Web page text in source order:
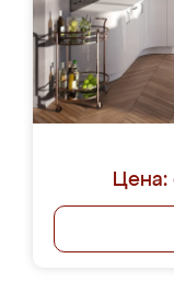
Цена: